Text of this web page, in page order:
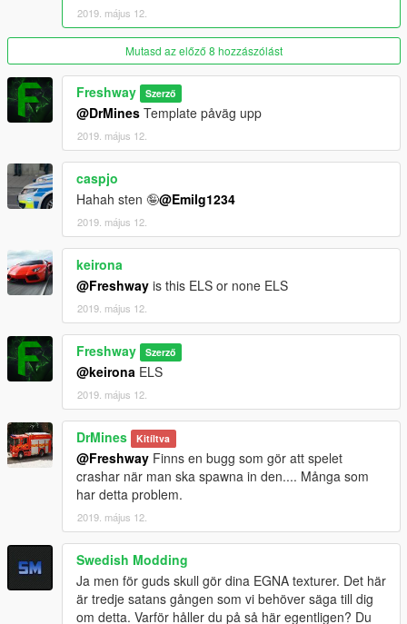
2019. május 12.
Mutasd az előző 8 hozzászólást
Freshway Szerző
@DrMines Template påväg upp
2019. május 12.
caspjo
Hahah sten 🤪@Emilg1234
2019. május 12.
keirona
@Freshway is this ELS or none ELS
2019. május 12.
Freshway Szerző
@keirona ELS
2019. május 12.
DrMines Kitíltva
@Freshway Finns en bugg som gör att spelet
crashar när man ska spawna in den.... Många som
har detta problem.
2019. május 12.
Swedish Modding
Ja men för guds skull gör dina EGNA texturer. Det här
är tredje satans gången som vi behöver säga till dig
om detta. Varför håller du på så här egentligen? Du